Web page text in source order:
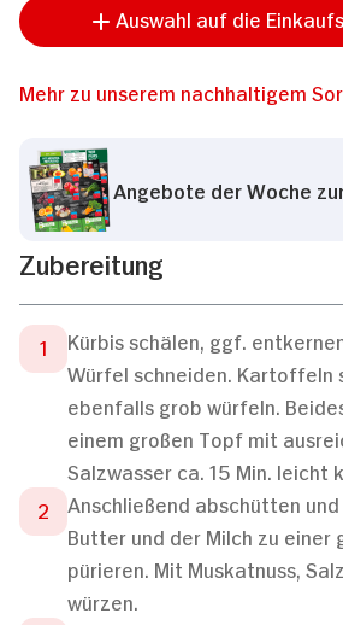
Auswahl auf die
Mehr zu unserem nachhaltigem
Angebote der Woche
Zubereitung
Kürbis schälen, ggf.
Würfel schneiden. Kartoffeln
ebenfalls grob würfeln.
einem großen Topf mit
Salzwasser ca. 15 Min. leicht
Anschließend abschütten
Butter und der Milch zu einer
pürieren. Mit Muskatnuss,
würzen.